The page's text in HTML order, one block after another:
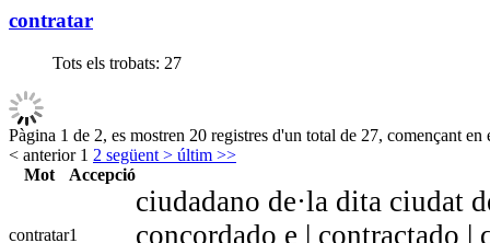
contratar
Tots els trobats: 27
Pàgina 1 de 2, es mostren 20 registres d'un total de 27, començant en
< anterior 1 2 següent > últim >>
Mot
Accepció
contratar1
ciudadano de·la dita ciudat
concordado e | contractado |